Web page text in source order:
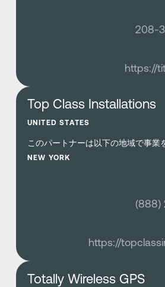
208-
https://
Top Class Installations
UNITED STATES
このパートナーは以下の地域で事業
NEW YORK
(888)
https://
さらに詳しく
Totally Wireless GPS
さらに詳しく